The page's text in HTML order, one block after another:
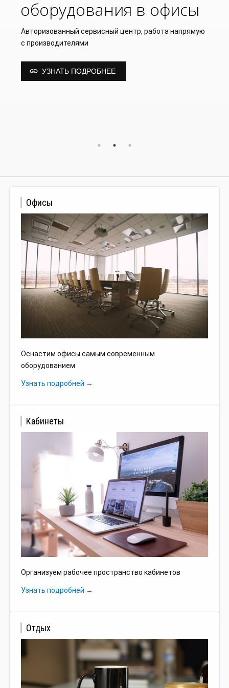
оборудования в офисы
Авторизованный сервисный центр, работа напрямую
с производителями
УЗНАТЬ ПОДРОБНЕЕ
Офисы
Оснастим офисы самым современным
оборудованием
Узнать подробней →
Кабинеты
Организуем рабочее пространство кабинетов
Узнать подробней →
Отдых